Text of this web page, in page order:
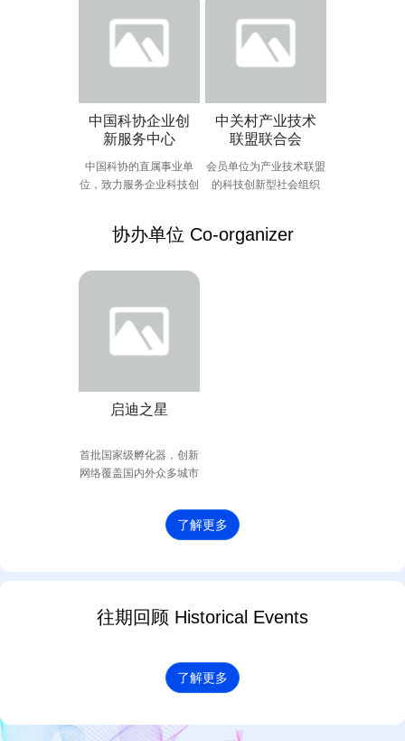
中国科协企业创
新服务中心
中国科协的直属事业单
位，致力服务企业科技创
中关村产业技术
联盟联合会
会员单位为产业技术联盟
的科技创新型社会组织
协办单位 Co-organizer
启迪之星
首批国家级孵化器，创新
网络覆盖国内外众多城市
了解更多
往期回顾 Historical Events
了解更多